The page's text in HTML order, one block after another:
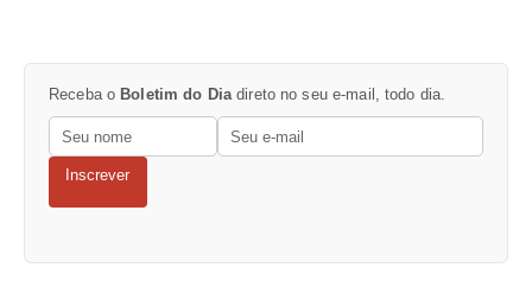
Receba o Boletim do Dia direto no seu e-mail, todo dia.
Inscrever